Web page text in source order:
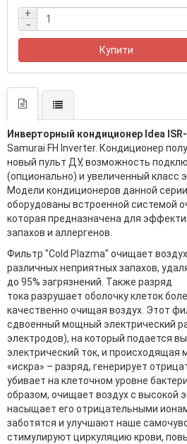
+
−
Купити
Инверторный кондиционер Idea ISR-
Samurai FH Inverter. Кондиционер
новый пульт ДУ, возможность
(опционально) и увеличенный класс
Модели кондиционеров данной
оборудованы встроенной системой
которая предназначена для
запахов и аллергенов.
Фильтр "Cold Plazma" очищает
различных неприятных запахов,
до 95% загрязнений. Также разряд
тока разрушает оболочку клеток
качественно очищая воздух. Этот
сдвоенный мощный электрический
электродов), на который подается
электрический ток, и происходящая
«искра» – разряд, генерирует
убивает на клеточном уровне
образом, очищает воздух с высокой
насыщает его отрицательными
заботятся и улучшают наше
стимулируют циркуляцию крови,